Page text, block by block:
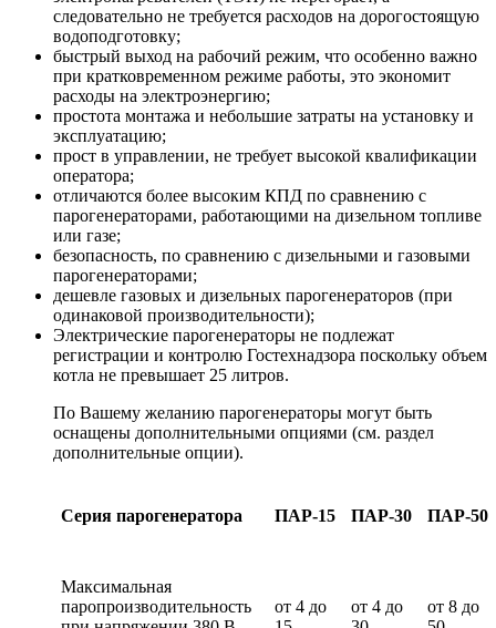
следовательно не требуется расходов на дорогостоящую
водоподготовку;
быстрый выход на рабочий режим, что особенно важно
при кратковременном режиме работы, это экономит
расходы на электроэнергию;
простота монтажа и небольшие затраты на установку и
эксплуатацию;
прост в управлении, не требует высокой квалификации
оператора;
отличаются более высоким КПД по сравнению с
парогенераторами, работающими на дизельном топливе
или газе;
безопасность, по сравнению с дизельными и газовыми
парогенераторами;
дешевле газовых и дизельных парогенераторов (при
одинаковой производительности);
Электрические парогенераторы не подлежат
регистрации и контролю Гостехнадзора поскольку объем
котла не превышает 25 литров.
По Вашему желанию парогенераторы могут быть
оснащены дополнительными опциями (см. раздел
дополнительные опции).
Серия парогенератора ПАР-15 ПАР-30 ПАР-50
Максимальная
паропроизводительность
от 4 до
от 4 до
от 8 до